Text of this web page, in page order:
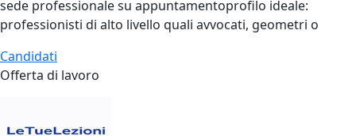
sede professionale su appuntamentoprofilo ideale:
professionisti di alto livello quali avvocati, geometri o
Candidati
Offerta di lavoro